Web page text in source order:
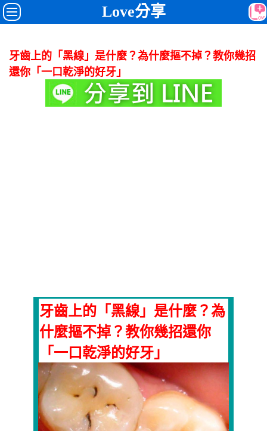
Love分享
牙齒上的「黑線」是什麼？為什麼摳不掉？教你幾招
還你「一口乾淨的好牙」
牙齒上的「黑線」是什麼？為
什麼摳不掉？教你幾招還你
「一口乾淨的好牙」